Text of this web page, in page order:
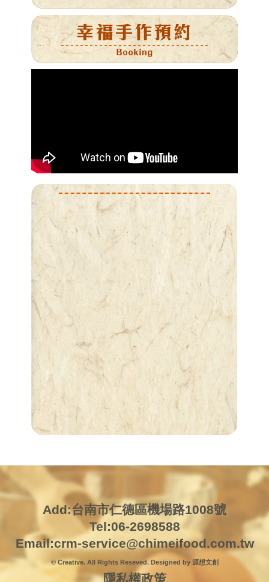
Add:台南市仁德區機場路1008號
Tel:06-2698588
Email:crm-service@chimeifood.com.tw
© Creative. All Rights Reseved. Designed by 源想文創
隱私權政策